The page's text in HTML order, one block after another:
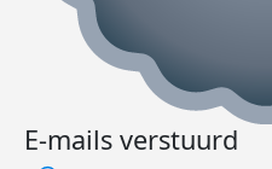
E-mails verstuurd